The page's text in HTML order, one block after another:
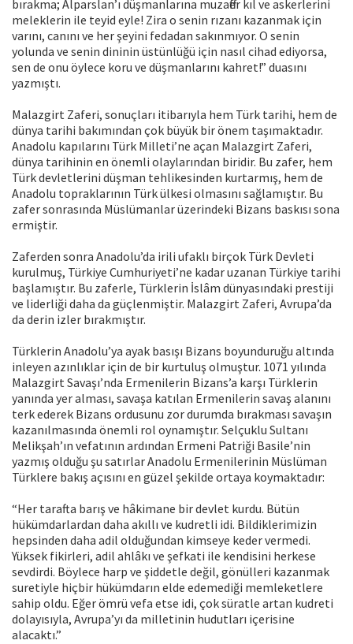
bırakma; Alparslan’ı düşmanlarına muzaffer kıl ve askerlerini
meleklerin ile teyid eyle! Zira o senin rızanı kazanmak için
varını, canını ve her şeyini fedadan sakınmıyor. O senin
yolunda ve senin dininin üstünlüğü için nasıl cihad ediyorsa,
sen de onu öylece koru ve düşmanlarını kahret!” duasını
yazmıştı.
Malazgirt Zaferi, sonuçları itibarıyla hem Türk tarihi, hem de
dünya tarihi bakımından çok büyük bir önem taşımaktadır.
Anadolu kapılarını Türk Milleti’ne açan Malazgirt Zaferi,
dünya tarihinin en önemli olaylarından biridir. Bu zafer, hem
Türk devletlerini düşman tehlikesinden kurtarmış, hem de
Anadolu topraklarının Türk ülkesi olmasını sağlamıştır. Bu
zafer sonrasında Müslümanlar üzerindeki Bizans baskısı sona
ermiştir.
Zaferden sonra Anadolu’da irili ufaklı birçok Türk Devleti
kurulmuş, Türkiye Cumhuriyeti’ne kadar uzanan Türkiye tarihi
başlamıştır. Bu zaferle, Türklerin İslâm dünyasındaki prestiji
ve liderliği daha da güçlenmiştir. Malazgirt Zaferi, Avrupa’da
da derin izler bırakmıştır.
Türklerin Anadolu’ya ayak basışı Bizans boyunduruğu altında
inleyen azınlıklar için de bir kurtuluş olmuştur. 1071 yılında
Malazgirt Savaşı’nda Ermenilerin Bizans’a karşı Türklerin
yanında yer alması, savaşa katılan Ermenilerin savaş alanını
terk ederek Bizans ordusunu zor durumda bırakması savaşın
kazanılmasında önemli rol oynamıştır. Selçuklu Sultanı
Melikşah’ın vefatının ardından Ermeni Patriği Basile’nin
yazmış olduğu şu satırlar Anadolu Ermenilerinin Müslüman
Türklere bakış açısını en güzel şekilde ortaya koymaktadır:
“Her tarafta barış ve hâkimane bir devlet kurdu. Bütün
hükümdarlardan daha akıllı ve kudretli idi. Bildiklerimizin
hepsinden daha adil olduğundan kimseye keder vermedi.
Yüksek fikirleri, adil ahlâkı ve şefkati ile kendisini herkese
sevdirdi. Böylece harp ve şiddetle değil, gönülleri kazanmak
suretiyle hiçbir hükümdarın elde edemediği memleketlere
sahip oldu. Eğer ömrü vefa etse idi, çok süratle artan kudreti
dolayısıyla, Avrupa’yı da milletinin hudutları içerisine
alacaktı.”